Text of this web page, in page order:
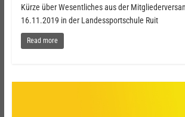
Kürze über Wesentliches aus der
16.11.2019 in der Landessportschule Ruit
Read more